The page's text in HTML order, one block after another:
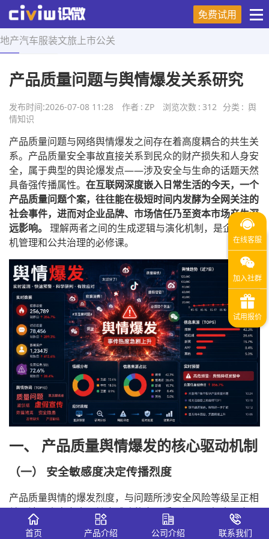
免费试用
地产汽车服装文旅 上市公关
首页 > 舆情知识 > 正文
产品质量问题与舆情爆发关系研究
发布时间:2026-07-08 11:28 作者 : ZP 浏览次数 : 312 分类 : 舆
情知识
产品质量问题与网络舆情爆发之间存在着高度耦合的共生关
系。产品质量安全事故直接关系到民众的财产损失和人身安
全，属于典型的舆论爆发点——涉及安全与生命的话题天然
具备强传播属性。 在互联网深度嵌入日常生活的今天，一个
产品质量问题个案，往往能在极短时间内发酵为全网关注的
社会事件，进而对企业品牌、市场信任乃至资本市场产生深
远影响。 理解两者之间的生成逻辑与演化机制，是企业危
机管理和公共治理的必修课。
一、 产品质量舆情爆发的核心驱动机制
（一） 安全敏感度决定传播烈度
产品质量舆情的爆发烈度，与问题所涉安全风险等级呈正相
关。涉及人身安全、健康威胁的产品质量问题（如食品安
全、汽车安全、儿童用品安全），其传播速度和舆论关注度
首页 产品介绍 公司介绍 联系我们